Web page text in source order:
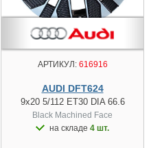
АРТИКУЛ:616916
AUDI DFT624
9x20 5/112 ET30 DIA 66.6
Black Machined Face
на складе 4 шт.